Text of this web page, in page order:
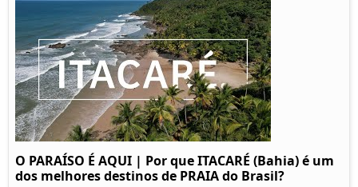
O PARAÍSO É AQUI | Por que ITACARÉ (Bahia) é um
dos melhores destinos de PRAIA do Brasil?